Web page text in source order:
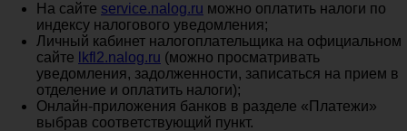
На сайте service.nalog.ru можно оплатить налоги по
индексу налогового уведомления;
Личный кабинет налогоплательщика на официальном
сайте
lkfl2.nalog.ru (можно просматривать
уведомления, задолженности, записаться на прием в
отделение и оплатить налоги);
Онлайн-приложения банков в разделе «Платежи»
выбрав соответствующий пункт.